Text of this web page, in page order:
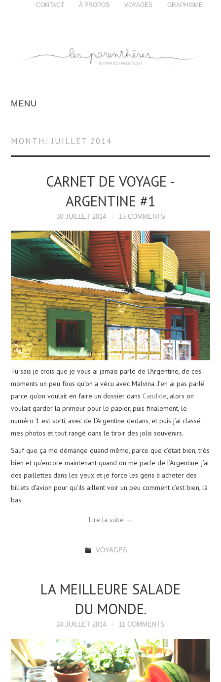
GRAPHISME
VOYAGES
À PROPOS
CONTACT
MENU
MONTH:JUILLET 2014
CARNET DE VOYAGE -
ARGENTINE #1
30 JUILLET 2014 15 COMMENTS
Tu sais je crois que je vous ai jamais parlé de l’Argentine, de ces
moments un peu fous qu’on a vécu avec Malvina. J’en ai pas parlé
parce qu’on voulait en faire un dossier dans Candide, alors on
voulait garder la primeur pour le papier, puis finalement, le
numéro 1 est sorti, avec de l’Argentine dedans, et puis j’ai classé
mes photos et tout rangé dans le tiroir des jolis souvenirs.
Sauf que ça me démange quand même, parce que c’était bien, très
bien et qu’encore maintenant quand on me parle de l’Argentine, j’ai
des paillettes dans les yeux et je force les gens à acheter des
billets d’avion pour qu’ils aillent voir un peu comment c’est bien, là
bas.
Lire la suite →
VOYAGES
LA MEILLEURE SALADE
DU MONDE.
24 JUILLET 2014 11 COMMENTS